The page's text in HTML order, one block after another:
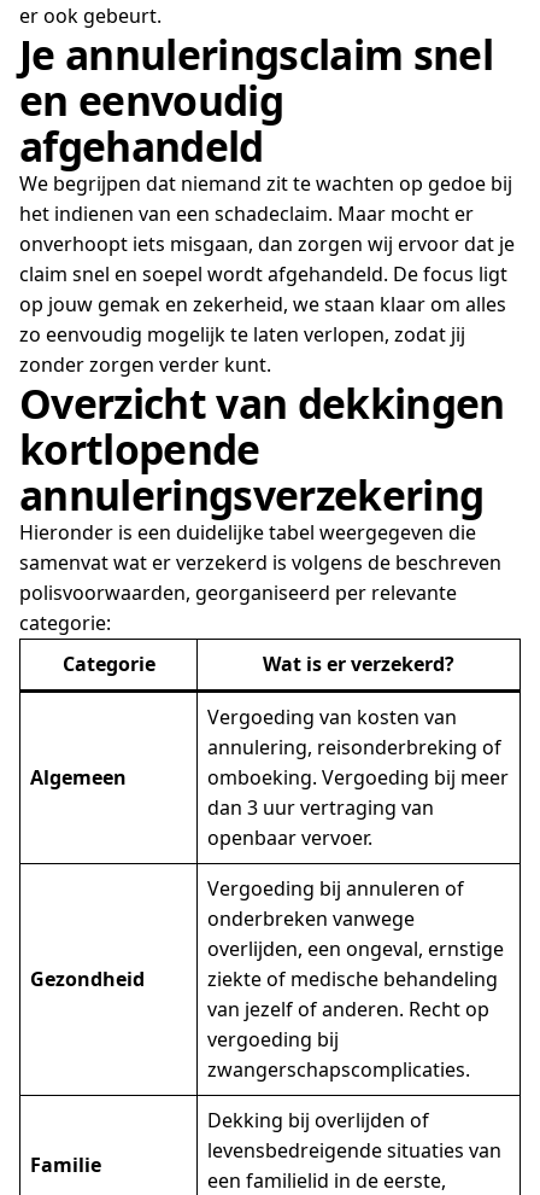
er ook gebeurt.
Je annuleringsclaim snel
en eenvoudig
afgehandeld
We begrijpen dat niemand zit te wachten op gedoe bij
het indienen van een schadeclaim. Maar mocht er
onverhoopt iets misgaan, dan zorgen wij ervoor dat je
claim snel en soepel wordt afgehandeld. De focus ligt
op jouw gemak en zekerheid, we staan klaar om alles
zo eenvoudig mogelijk te laten verlopen, zodat jij
zonder zorgen verder kunt.
Overzicht van dekkingen
kortlopende
annuleringsverzekering
Hieronder is een duidelijke tabel weergegeven die
samenvat wat er verzekerd is volgens de beschreven
polisvoorwaarden, georganiseerd per relevante
categorie:
Categorie
Wat is er verzekerd?
Algemeen
Vergoeding van kosten van
annulering, reisonderbreking of
omboeking. Vergoeding bij meer
dan 3 uur vertraging van
openbaar vervoer.
Gezondheid
Vergoeding bij annuleren of
onderbreken vanwege
overlijden, een ongeval, ernstige
ziekte of medische behandeling
van jezelf of anderen. Recht op
vergoeding bij
zwangerschapscomplicaties.
Familie
Dekking bij overlijden of
levensbedreigende situaties van
een familielid in de eerste,